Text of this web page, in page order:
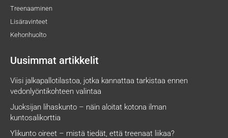
Treenaaminen
Lisäravinteet
Kehonhuolto
Uusimmat artikkelit
Viisi jalkapallotilastoa, jotka kannattaa tarkistaa ennen
vedonlyöntikohteen valintaa
Juoksijan lihaskunto – näin aloitat kotona ilman
kuntosalikorttia
Ylikunto oireet – mistä tiedät, että treenaat liikaa?